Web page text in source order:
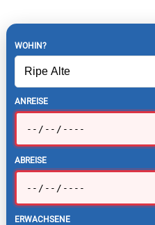
WOHIN?
ANREISE
ABREISE
ERWACHSENE